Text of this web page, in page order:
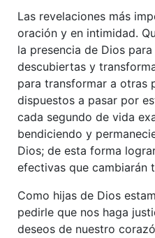
Las revelaciones más
oración y en intimidad.
la presencia de Dios
descubiertas y
para transformar a otras
dispuestos a pasar por
cada segundo de vida
bendiciendo y
Dios; de esta forma
efectivas que cambiarán
Como hijas de Dios
pedirle que nos haga
deseos de nuestro